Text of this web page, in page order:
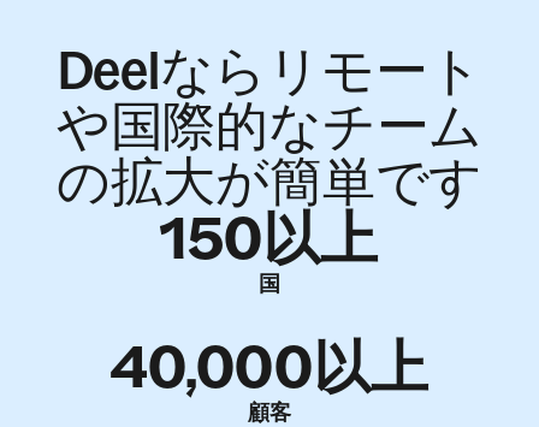
Deelならリモート
や国際的なチーム
の拡大が簡単です
150以上
国
40,000以上
顧客